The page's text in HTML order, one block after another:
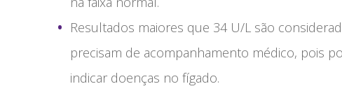
Resultados maiores que 34 U/L são
precisam de acompanhamento médico, pois
indicar doenças no fígado.